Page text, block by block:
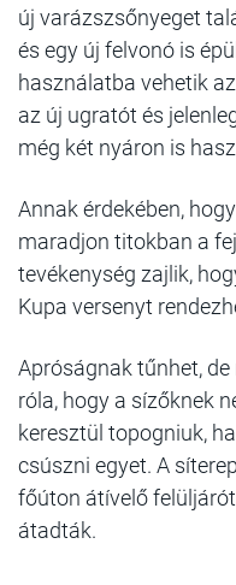
új varázszsőnyeget
és egy új felvonó is
használatba vehetik
az új ugratót és
még két nyáron is
Annak érdekében,
maradjon titokban a
tevékenység zajlik,
Kupa versenyt
Apróságnak tűnhet,
róla, hogy a sízőknek
keresztül topogniuk,
csúszni egyet. A
főúton átívelő
átadták.